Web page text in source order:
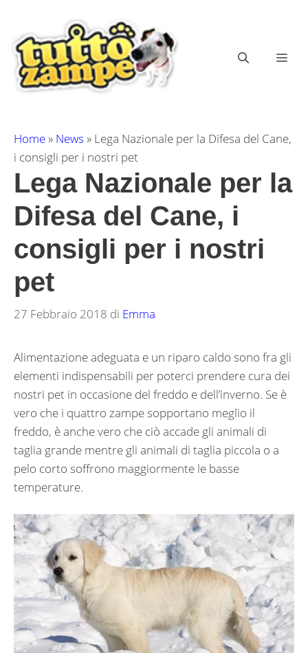
contenuto
Home» News » Lega Nazionale per la Difesa del Cane,
i consigli per i nostri pet
Lega Nazionale per la
Difesa del Cane, i
consigli per i nostri
pet
27 Febbraio 2018 di Emma
Alimentazione adeguata e un riparo caldo sono fra gli
elementi indispensabili per poterci prendere cura dei
nostri pet in occasione del freddo e dell’inverno. Se è
vero che i quattro zampe sopportano meglio il
freddo, è anche vero che ciò accade gli animali di
taglia grande mentre gli animali di taglia piccola o a
pelo corto soffrono maggiormente le basse
temperature.